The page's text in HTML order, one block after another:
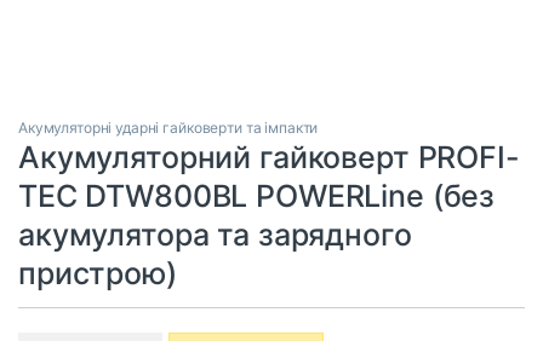
Акумуляторні ударні гайковерти та імпакти
Акумуляторний гайковерт PROFI-
TEC DTW800BL POWERLine (без
акумулятора та зарядного
пристрою)